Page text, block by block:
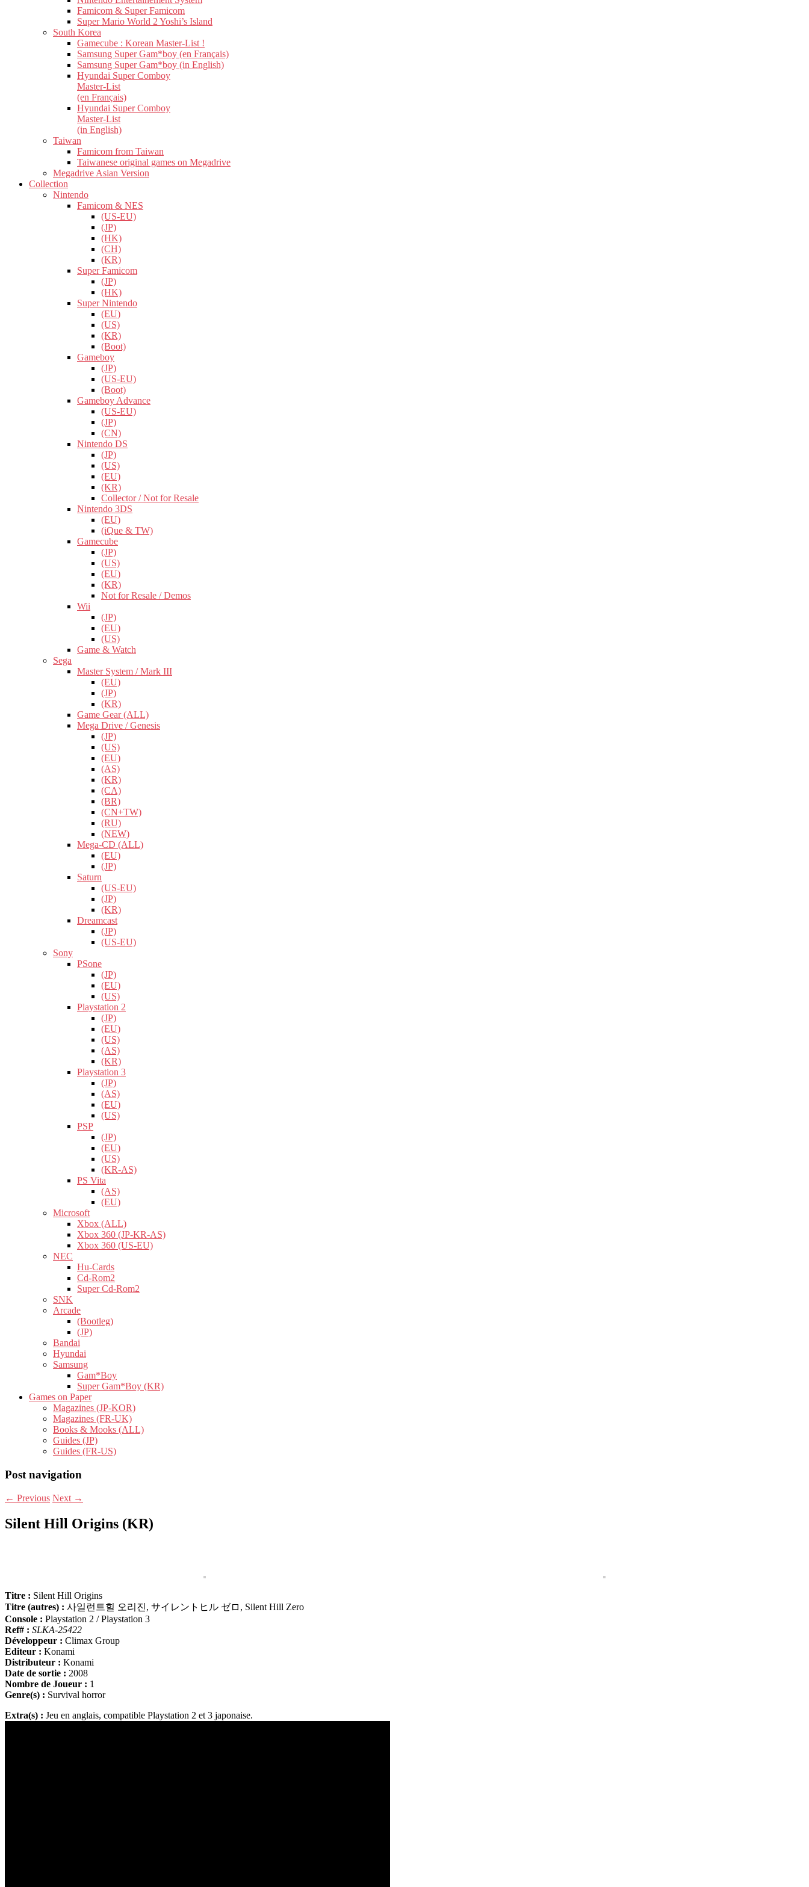
Famicom & Super Famicom
Super Mario World 2 Yoshi’s Island
South Korea
Gamecube : Korean Master-List !
Samsung Super Gam*boy (en Français)
Samsung Super Gam*boy (in English)
Hyundai Super Comboy
Master-List
(en Français)
Hyundai Super Comboy
Master-List
(in English)
Taiwan
Famicom from Taiwan
Taiwanese original games on Megadrive
Megadrive Asian Version
Collection
Nintendo
Famicom & NES
(US-EU)
(JP)
(HK)
(CH)
(KR)
Super Famicom
(JP)
(HK)
Super Nintendo
(EU)
(US)
(KR)
(Boot)
Gameboy
(JP)
(US-EU)
(Boot)
Gameboy Advance
(US-EU)
(JP)
(CN)
Nintendo DS
(JP)
(US)
(EU)
(KR)
Collector / Not for Resale
Nintendo 3DS
(EU)
(iQue & TW)
Gamecube
(JP)
(US)
(EU)
(KR)
Not for Resale / Demos
Wii
(JP)
(EU)
(US)
Game & Watch
Sega
Master System / Mark III
(EU)
(JP)
(KR)
Game Gear (ALL)
Mega Drive / Genesis
(JP)
(US)
(EU)
(AS)
(KR)
(CA)
(BR)
(CN+TW)
(RU)
(NEW)
Mega-CD (ALL)
(EU)
(JP)
Saturn
(US-EU)
(JP)
(KR)
Dreamcast
(JP)
(US-EU)
Sony
PSone
(JP)
(EU)
(US)
Playstation 2
(JP)
(EU)
(US)
(AS)
(KR)
Playstation 3
(JP)
(AS)
(EU)
(US)
PSP
(JP)
(EU)
(US)
(KR-AS)
PS Vita
(AS)
(EU)
Microsoft
Xbox (ALL)
Xbox 360 (JP-KR-AS)
Xbox 360 (US-EU)
NEC
Hu-Cards
Cd-Rom2
Super Cd-Rom2
SNK
Arcade
(Bootleg)
(JP)
Bandai
Hyundai
Samsung
Gam*Boy
Super Gam*Boy (KR)
Games on Paper
Magazines (JP-KOR)
Magazines (FR-UK)
Books & Mooks (ALL)
Guides (JP)
Guides (FR-US)
Post navigation
← Previous Next →
Silent Hill Origins (KR)
Titre : Silent Hill Origins
Titre (autres) : 사일런트힐 오리진, サイレントヒル ゼロ, Silent Hill Zero
Console : Playstation 2 / Playstation 3
Ref# : SLKA-25422
Développeur : Climax Group
Editeur : Konami
Distributeur : Konami
Date de sortie : 2008
Nombre de Joueur : 1
Genre(s) : Survival horror
Extra(s) : Jeu en anglais, compatible Playstation 2 et 3 japonaise.